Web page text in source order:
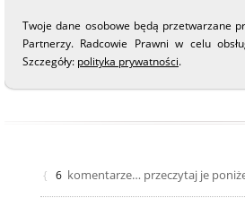
Twoje dane osobowe będą przetwarzane
Partnerzy. Radcowie Prawni w celu
Szczegóły: polityka prywatności.
{ 6 komentarze… przeczytaj je